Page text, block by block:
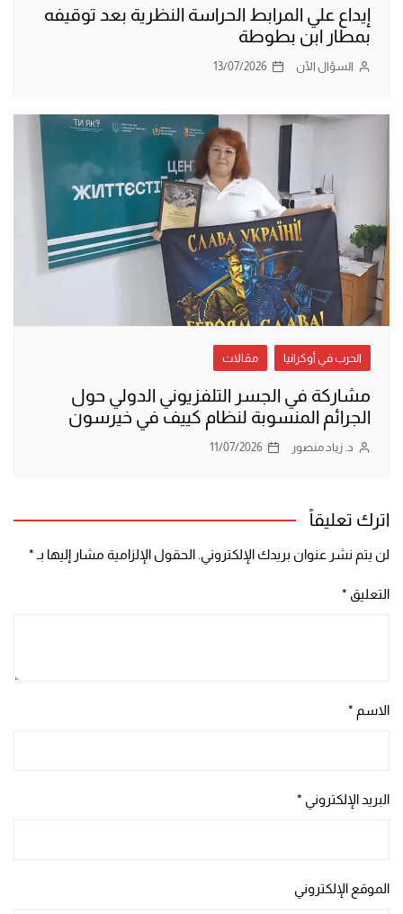
إيداع علي المرابط الحراسة النظرية بعد توقيفه
بمطار ابن بطوطة
السؤال الآن 13/07/2026
الحرب في أوكرانيا مقالات
مشاركة في الجسر التلفزيوني الدولي حول
الجرائم المنسوبة لنظام كييف في خيرسون
د. زياد منصور 11/07/2026
اترك تعليقاً
لن يتم نشر عنوان بريدك الإلكتروني. الحقول الإلزامية مشار إليها بـ *
التعليق *
الاسم *
البريد الإلكتروني *
الموقع الإلكتروني